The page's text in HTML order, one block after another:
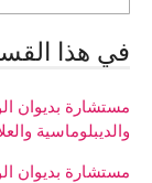
في هذا
مستشارة بديوان
والديبلوماسية
مستشارة بديوان